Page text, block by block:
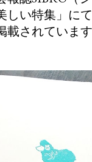
しい特集」に
載されています